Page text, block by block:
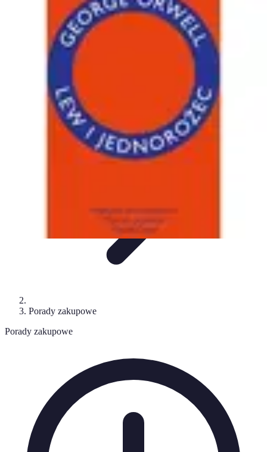
Zakupy Na Topie
Porady ZakupowePorady zakupowePromocjeTrendy i
Zakupy Na Topie
Porady zakupowe
Porady zakupowe